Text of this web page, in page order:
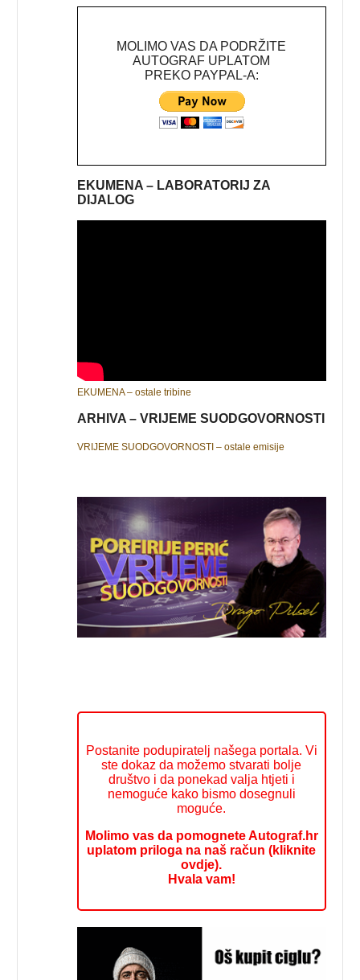
MOLIMO VAS DA PODRŽITE
AUTOGRAF UPLATOM
PREKO PAYPAL-A:
EKUMENA – LABORATORIJ ZA
DIJALOG
EKUMENA – ostale tribine
ARHIVA – VRIJEME SUODGOVORNOSTI
VRIJEME SUODGOVORNOSTI – ostale emisije
Postanite podupiratelj našega portala. Vi
ste dokaz da možemo stvarati bolje
društvo i da ponekad valja htjeti i
nemoguće kako bismo dosegnuli
moguće.
Molimo vas da pomognete Autograf.hr
uplatom priloga na naš račun (kliknite
ovdje).
Hvala vam!